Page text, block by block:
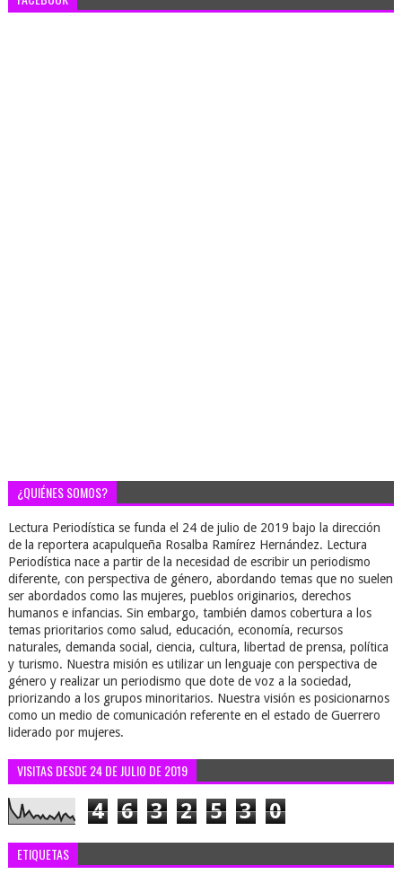
¿QUIÉNES SOMOS?
Lectura Periodística se funda el 24 de julio de 2019 bajo la dirección
de la reportera acapulqueña Rosalba Ramírez Hernández. Lectura
Periodística nace a partir de la necesidad de escribir un periodismo
diferente, con perspectiva de género, abordando temas que no suelen
ser abordados como las mujeres, pueblos originarios, derechos
humanos e infancias. Sin embargo, también damos cobertura a los
temas prioritarios como salud, educación, economía, recursos
naturales, demanda social, ciencia, cultura, libertad de prensa, política
y turismo. Nuestra misión es utilizar un lenguaje con perspectiva de
género y realizar un periodismo que dote de voz a la sociedad,
priorizando a los grupos minoritarios. Nuestra visión es posicionarnos
como un medio de comunicación referente en el estado de Guerrero
liderado por mujeres.
VISITAS DESDE 24 DE JULIO DE 2019
4 6 3 2 5 3 0
ETIQUETAS